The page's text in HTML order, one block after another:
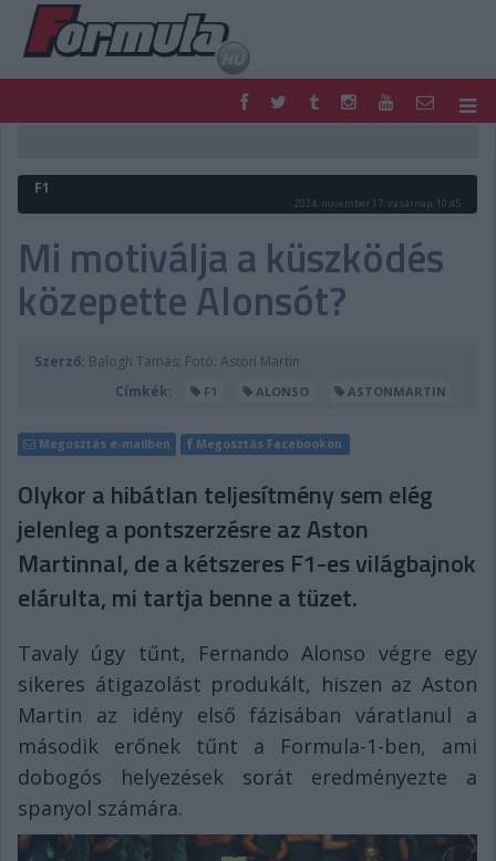
FORMULA
MOTOR
HAZAI
PODCAST
SHOP
LIVE
TIPPJÁTÉK
DIGITÁLIS MAGAZIN
PONTÁLLÁSOK
F1
2024. november 17. vasárnap, 10:45
Mi motiválja a küszködés
közepette Alonsót?
Szerző: Balogh Tamás; Fotó: Aston Martin
Címkék:
F1 ALONSO ASTONMARTIN
Megosztás e-mailben Megosztás Facebookon
Olykor a hibátlan teljesítmény sem elég
jelenleg a pontszerzésre az Aston
Martinnal, de a kétszeres F1-es világbajnok
elárulta, mi tartja benne a tüzet.
Tavaly úgy tűnt, Fernando Alonso végre egy
sikeres átigazolást produkált, hiszen az Aston
Martin az idény első fázisában váratlanul a
második erőnek tűnt a Formula-1-ben, ami
dobogós helyezések sorát eredményezte a
spanyol számára.